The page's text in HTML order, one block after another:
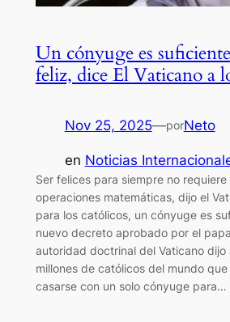
Un cónyuge es
feliz, dice El Vaticano a
Nov 25, 2025—porNeto
en Noticias
Ser felices para siempre no
operaciones matemáticas, dijo el
para los católicos, un cónyuge es
nuevo decreto aprobado por el
autoridad doctrinal del Vaticano dijo
millones de católicos del mundo
casarse con un solo cónyuge para…